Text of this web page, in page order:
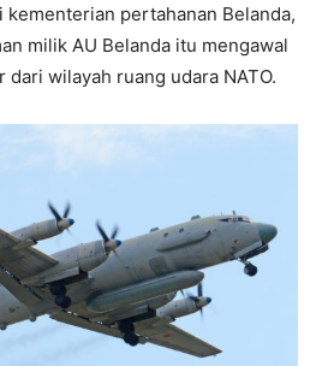
pertahanan Belanda,
milik AU Belanda itu mengawal
wilayah ruang udara NATO.